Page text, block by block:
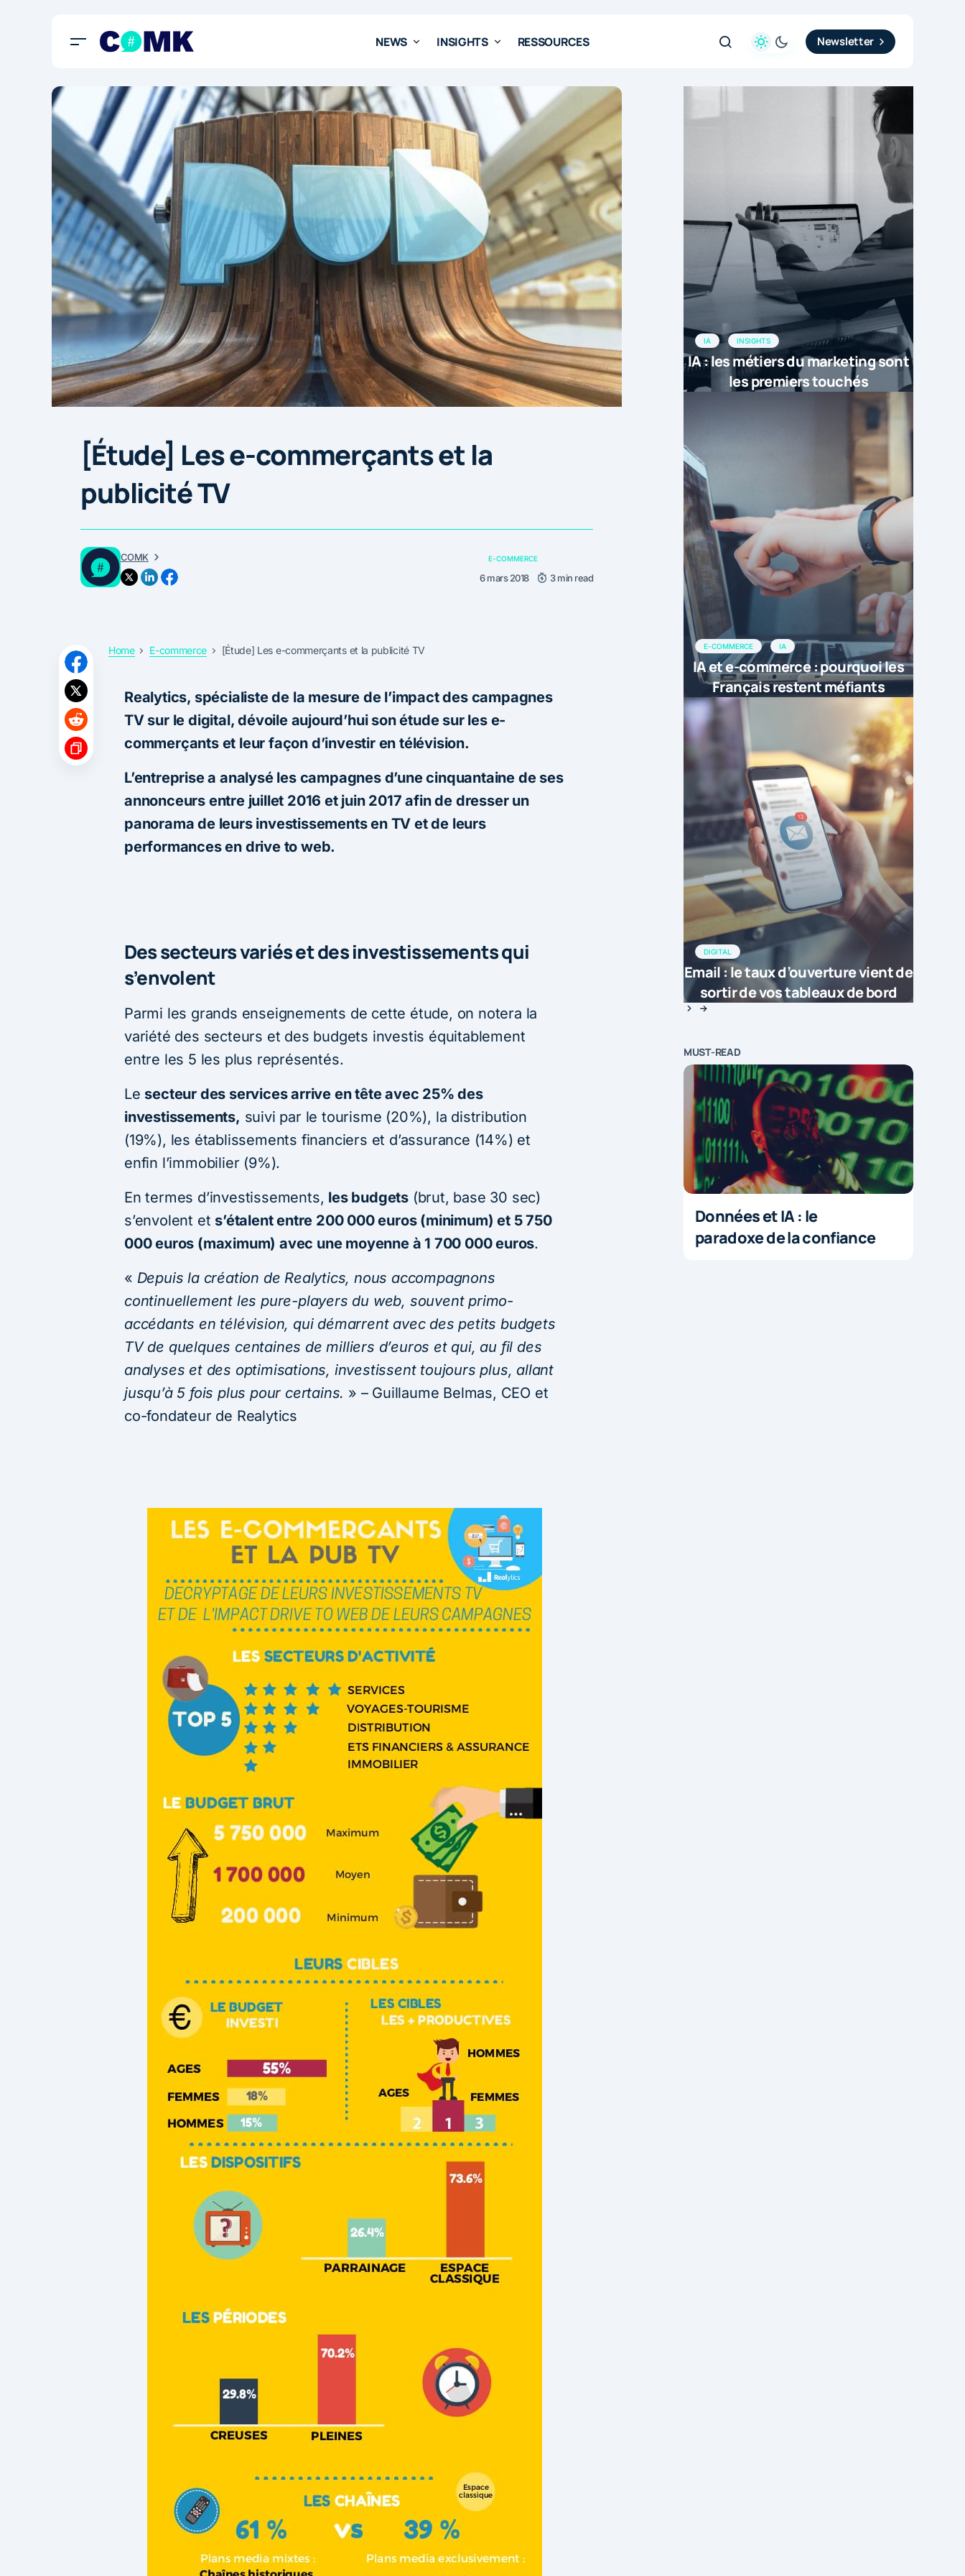
NEWS INSIGHTS RESSOURCES Newsletter
[Étude] Les e-commerçants et la
publicité TV
COMK E-COMMERCE
6 mars 2018 3 min read
Home E-commerce [Étude] Les e-commerçants et la publicité TV
Realytics, spécialiste de la mesure de l’impact des campagnes
TV sur le digital, dévoile aujourd’hui son étude sur les e-
commerçants et leur façon d’investir en télévision.
L’entreprise a analysé les campagnes d’une cinquantaine de ses
annonceurs entre juillet 2016 et juin 2017 afin de dresser un
panorama de leurs investissements en TV et de leurs
performances en drive to web.
Des secteurs variés et des investissements qui
s’envolent
Parmi les grands enseignements de cette étude, on notera la
variété des secteurs et des budgets investis équitablement
entre les 5 les plus représentés.
Le secteur des services arrive en tête avec 25% des
investissements, suivi par le tourisme (20%), la distribution
(19%), les établissements financiers et d’assurance (14%) et
enfin l’immobilier (9%).
En termes d’investissements, les budgets (brut, base 30 sec)
s’envolent et s’étalent entre 200 000 euros (minimum) et 5 750
000 euros (maximum) avec une moyenne à 1 700 000 euros.
« Depuis la création de Realytics, nous accompagnons
continuellement les pure-players du web, souvent primo-
accédants en télévision, qui démarrent avec des petits budgets
TV de quelques centaines de milliers d’euros et qui, au fil des
analyses et des optimisations, investissent toujours plus, allant
jusqu’à 5 fois plus pour certains. » – Guillaume Belmas, CEO et
co-fondateur de Realytics
IA INSIGHTS
IA : les métiers du marketing sont
les premiers touchés
E-COMMERCE IA
IA et e-commerce : pourquoi les
Français restent méfiants
DIGITAL
Email : le taux d’ouverture vient de
sortir de vos tableaux de bord
MUST-READ
Données et IA : le
paradoxe de la confiance